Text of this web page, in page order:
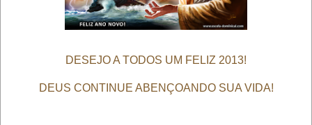
DESEJO A TODOS UM FELIZ 2013!
DEUS CONTINUE ABENÇOANDO SUA VIDA!